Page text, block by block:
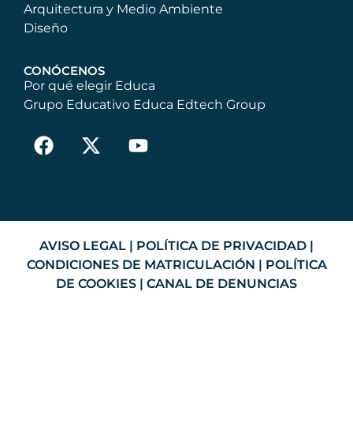
Arquitectura y Medio Ambiente
Diseño
CONÓCENOS
Por qué elegir Educa
Grupo Educativo Educa Edtech Group
AVISO LEGAL | POLÍTICA DE PRIVACIDAD |
CONDICIONES DE MATRICULACIÓN | POLÍTICA
DE COOKIES | CANAL DE DENUNCIAS